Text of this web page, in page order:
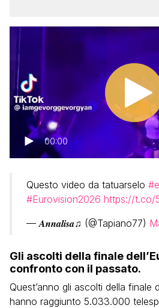
00:00
Questo video da tatuarselo
#Eurovision2026 https://t.co/
— 𝑨𝒏𝒏𝒂𝒍𝒊𝒔𝒂♫ (@Tapiano77)
Gli ascolti della finale
confronto con il passato.
Quest’anno gli ascolti della finale
hanno raggiunto 5.033.000